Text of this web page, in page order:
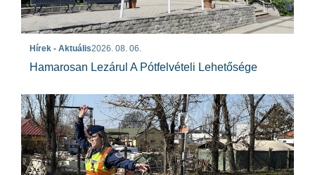
Hírek - Aktuális2026. 08. 06.
Hamarosan Lezárul A Pótfelvételi Lehetősége